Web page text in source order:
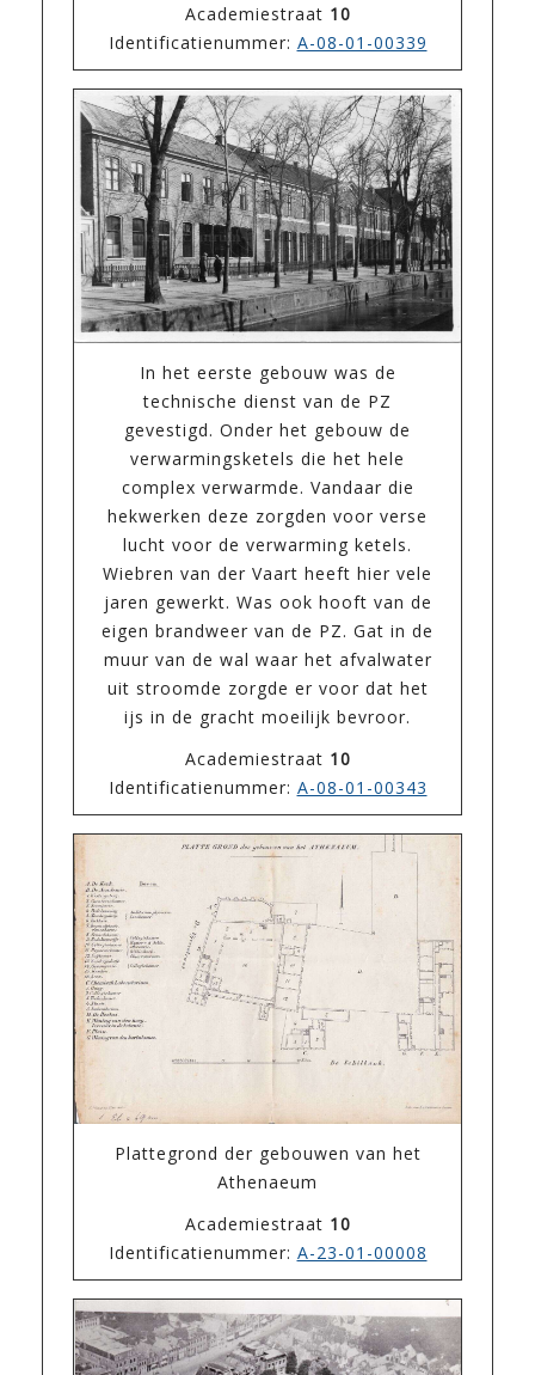
Academiestraat 10
Identificatienummer: A-08-01-00339
In het eerste gebouw was de
technische dienst van de PZ
gevestigd. Onder het gebouw de
verwarmingsketels die het hele
complex verwarmde. Vandaar die
hekwerken deze zorgden voor verse
lucht voor de verwarming ketels.
Wiebren van der Vaart heeft hier vele
jaren gewerkt. Was ook hooft van de
eigen brandweer van de PZ. Gat in de
muur van de wal waar het afvalwater
uit stroomde zorgde er voor dat het
ijs in de gracht moeilijk bevroor.
Academiestraat 10
Identificatienummer: A-08-01-00343
Plattegrond der gebouwen van het
Athenaeum
Academiestraat 10
Identificatienummer: A-23-01-00008